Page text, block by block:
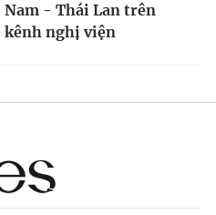
Nam - Thái Lan trên
kênh nghị viện